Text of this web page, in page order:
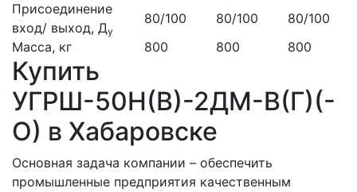
Присоединение
вход/ выход, Ду
80/100 80/100
80/100
Масса, кг
800 800 800
Купить
УГРШ-50Н(В)-2ДМ-В(Г)(-
О) в Хабаровске
Основная задача компании – обеспечить
промышленные предприятия качественным